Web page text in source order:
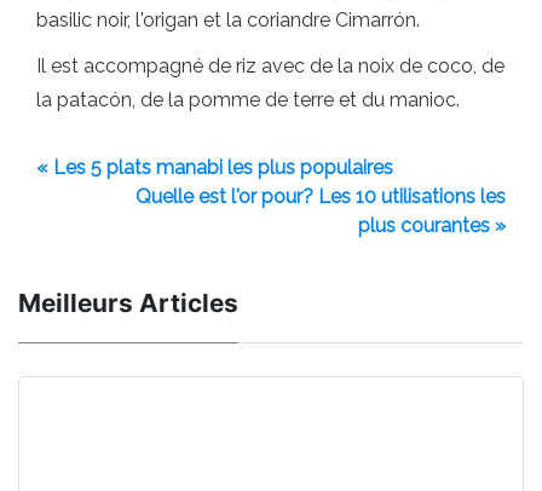
basilic noir, l'origan et la coriandre Cimarrón.
Il est accompagné de riz avec de la noix de coco, de
la patacón, de la pomme de terre et du manioc.
« Les 5 plats manabi les plus populaires
Quelle est l'or pour? Les 10 utilisations les
plus courantes »
Meilleurs Articles